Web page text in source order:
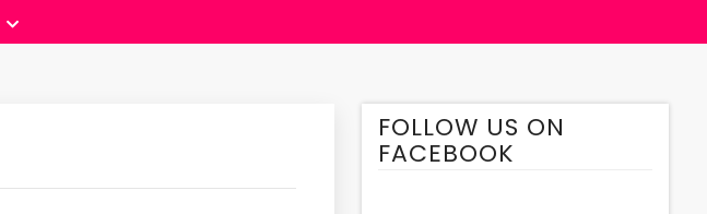
FOLLOW US ON
FACEBOOK